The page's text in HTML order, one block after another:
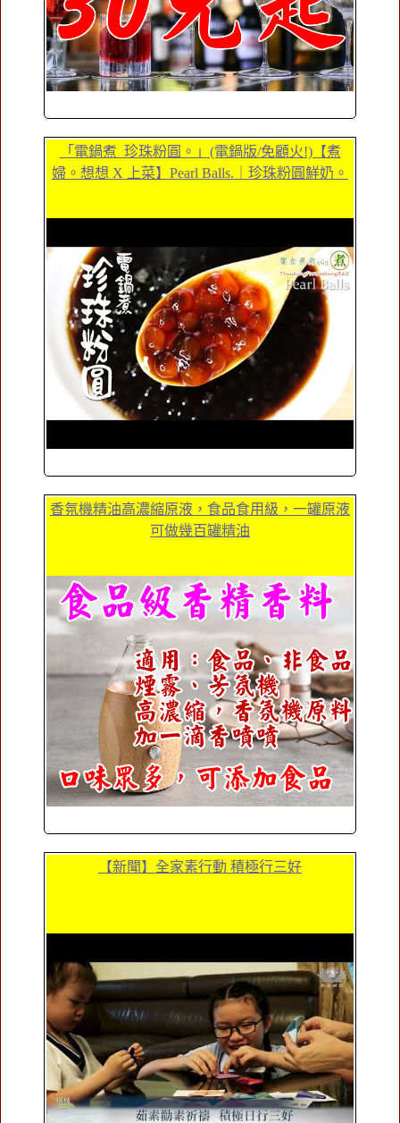
「電鍋煮_珍珠粉圓。」(電鍋版/免顧火!)【煮
婦。想想 X 上菜】Pearl Balls.｜珍珠粉圓鮮奶。
香氛機精油高濃縮原液，食品食用級，一罐原液
可做幾百罐精油
【新聞】全家素行動 積極行三好